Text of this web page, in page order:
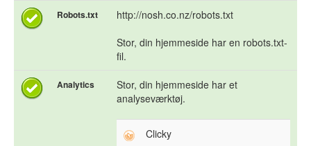
Robots.txt
http://nosh.co.nz/robots.txt
Stor, din hjemmeside har en robots.txt-
fil.
Analytics
Stor, din hjemmeside har et
analyseværktøj.
Clicky